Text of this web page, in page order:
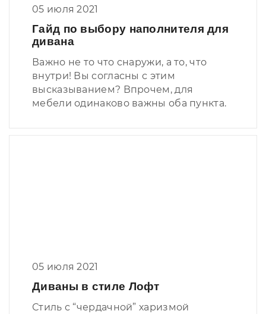
05 июля 2021
Гайд по выбору наполнителя для
дивана
Важно не то что снаружи, а то, что
внутри! Вы согласны с этим
высказыванием? Впрочем, для
мебели одинаково важны оба пункта.
05 июля 2021
Диваны в стиле Лофт
Стиль с “чердачной” харизмой